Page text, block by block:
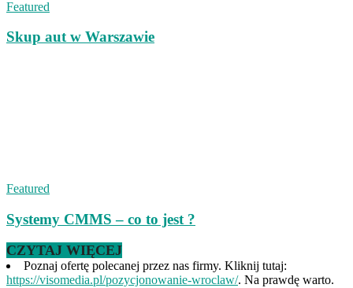
Featured
Skup aut w Warszawie
Featured
Systemy CMMS – co to jest ?
CZYTAJ WIĘCEJ
Poznaj ofertę polecanej przez nas firmy. Kliknij tutaj:
https://visomedia.pl/pozycjonowanie-wroclaw/. Na prawdę warto.